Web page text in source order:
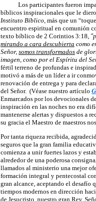
Los participantes fueron
bíblicos inspiracionales que le
Instituto Bíblico , más que un
encuentro espiritual en comunión
texto bíblico de 2 Corintios 3:18, “p
mirando a cara descubierta como
Señor, somos transformados de
imagen, como por el Espíritu del
fértil terreno de profundas e
motivó a más de un líder a ir
renovación de entrega y para
del Señor. (Véase nuestro artículo
Enmarcados por los devocionales
inspiración en las noches no era
mantenerse alertas y dispuestos a
su gracia el Maestro de maestros
Por tanta riqueza recibida,
seguros que la gran familia
comienza a unir fuertes lazos y
alrededor de una poderosa
llamados al ministerio una mejor
formación integral y pentecostal
gran alcance, aceptando el desafío
tiempos modernos en dirección
de Jesucristo, nuestro gran Rey,